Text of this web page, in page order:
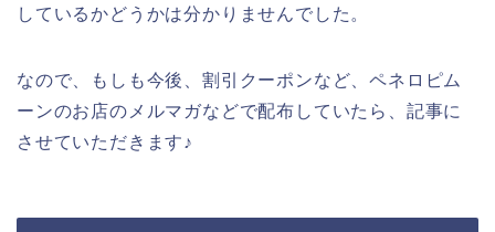
しているかどうかは分かりませんでした。
なので、もしも今後、割引クーポンなど、ペネロピム
ーンのお店のメルマガなどで配布していたら、記事に
させていただきます♪